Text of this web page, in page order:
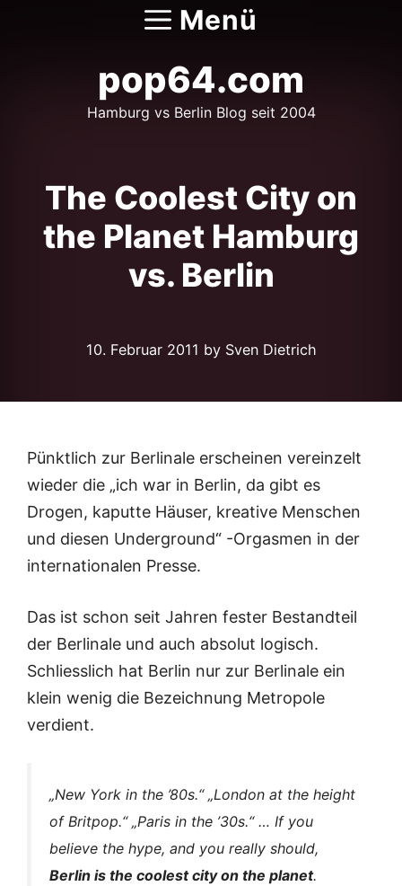
Menü
pop64.com
Hamburg vs Berlin Blog seit 2004
The Coolest City on
the Planet Hamburg
vs. Berlin
10. Februar 2011 by Sven Dietrich
Pünktlich zur Berlinale erscheinen vereinzelt
wieder die „ich war in Berlin, da gibt es
Drogen, kaputte Häuser, kreative Menschen
und diesen Underground“ -Orgasmen in der
internationalen Presse.
Das ist schon seit Jahren fester Bestandteil
der Berlinale und auch absolut logisch.
Schliesslich hat Berlin nur zur Berlinale ein
klein wenig die Bezeichnung Metropole
verdient.
„New York in the ’80s.“ „London at the height
of Britpop.“ „Paris in the ’30s.“ … If you
believe the hype, and you really should,
Berlin is the coolest city on the planet.